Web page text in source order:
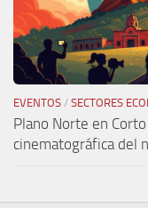
EVENTOS / SECTORES
Plano Norte en
cinematográfica del